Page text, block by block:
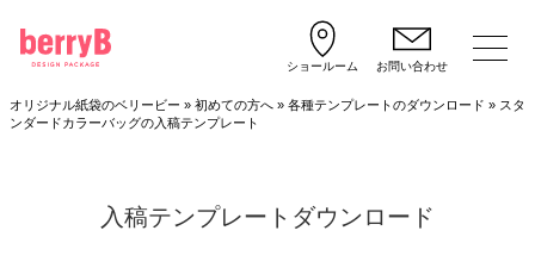
ショールーム お問い合わせ
オリジナル紙袋のベリービー » 初めての方へ» 各種テンプレートのダウンロード » スタ
ンダードカラーバッグの入稿テンプレート
入稿テンプレートダウンロード